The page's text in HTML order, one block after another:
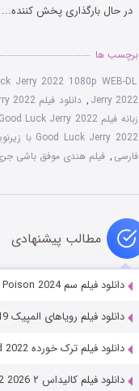
در حال بارگذاری پخش کننده...
برچسب ها
Jerry 2022 1080p WEB-DL
Jerry 2022
, دانلود فیلم Good Luck Jerry 2022 با لینک مستقیم
زبانه فیلم Good Luck Jerry 2022
Good Luck Jerry 2022 با زیرنویس چسبیده
فارسی , فیلم هندی موفق باشی جری
مطالب پیشنهادی
دانلود فیلم سم Poison 2024
دانلود فیلم رویاهای المپیک Olympic Dreams 2019
دانلود فیلم ترک خورده Cracked 2022
دانلود فیلم کالیداس ۲ Kaalidas 2 2026